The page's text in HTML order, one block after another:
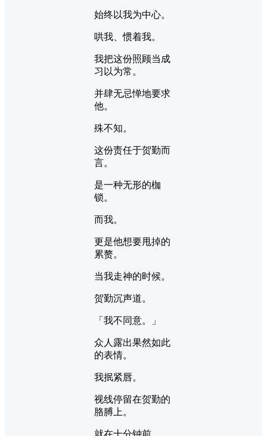
始终以我为中心。
哄我、惯着我。
我把这份照顾当成
习以为常。
并肆无忌惮地要求
他。
殊不知。
这份责任于贺勤而
言。
是一种无形的枷
锁。
而我。
更是他想要甩掉的
累赘。
当我走神的时候。
贺勤沉声道。
「我不同意。」
众人露出果然如此
的表情。
我抿紧唇。
视线停留在贺勤的
胳膊上。
就在十分钟前。